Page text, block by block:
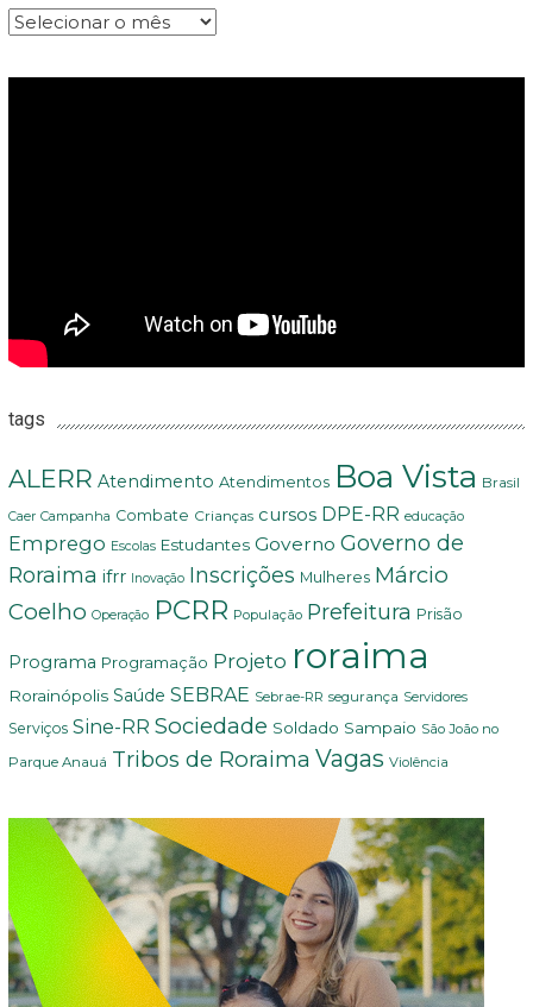
Arquivos
tags
ALERR Atendimento Atendimentos Boa Vista Brasil
Caer Campanha Combate Crianças cursos DPE-RR educação
Emprego Escolas Estudantes Governo Governo de
Roraima ifrr Inovação Inscrições Mulheres Márcio
Coelho Operação PCRR População Prefeitura Prisão
Programa Programação Projeto roraima
Rorainópolis Saúde SEBRAE Sebrae-RR segurança Servidores
Serviços Sine-RR Sociedade Soldado Sampaio São João no
Parque Anauá Tribos de Roraima Vagas Violência